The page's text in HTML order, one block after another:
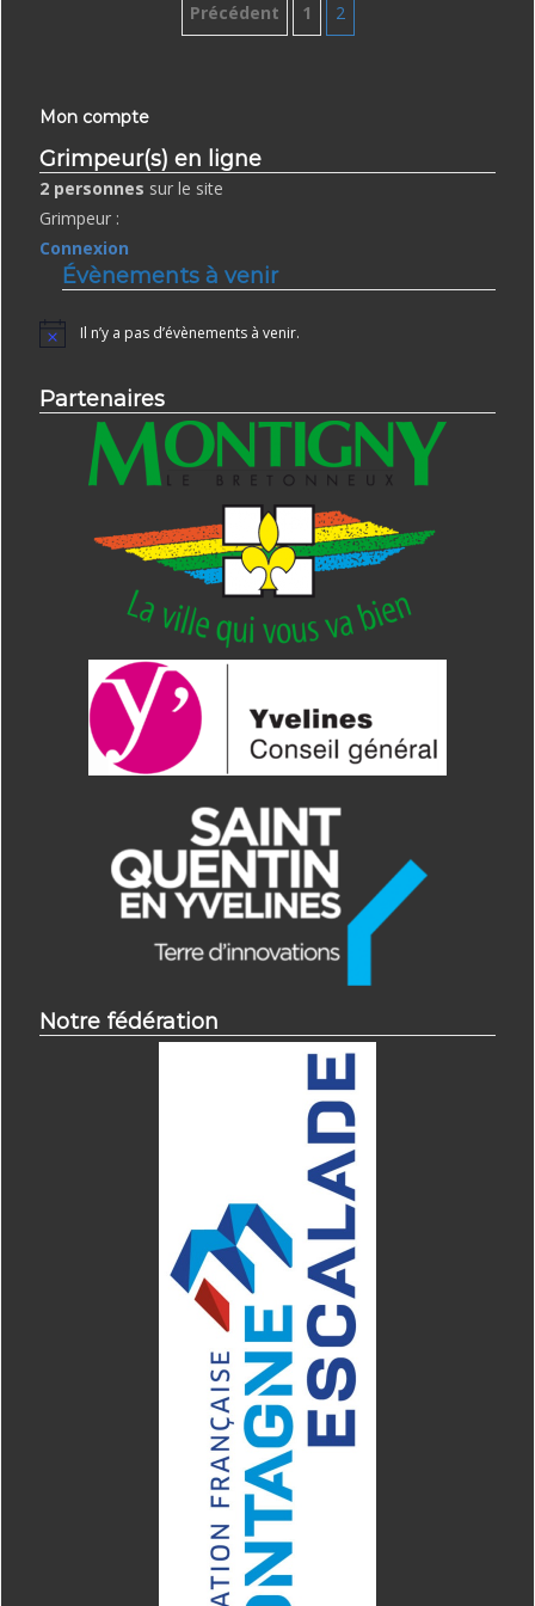
Pagination des publications
Précédent 1 2
Mon compte
Grimpeur(s) en ligne
2 personnes sur le site
Grimpeur :
Connexion
Évènements à venir
NoticeIl n’y a pas d’évènements à venir.
Partenaires
Notre fédération